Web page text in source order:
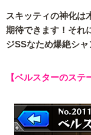
スキッティの神化は
期待できます！それ
ジSSなため爆絶シ
【ベルスターのステ